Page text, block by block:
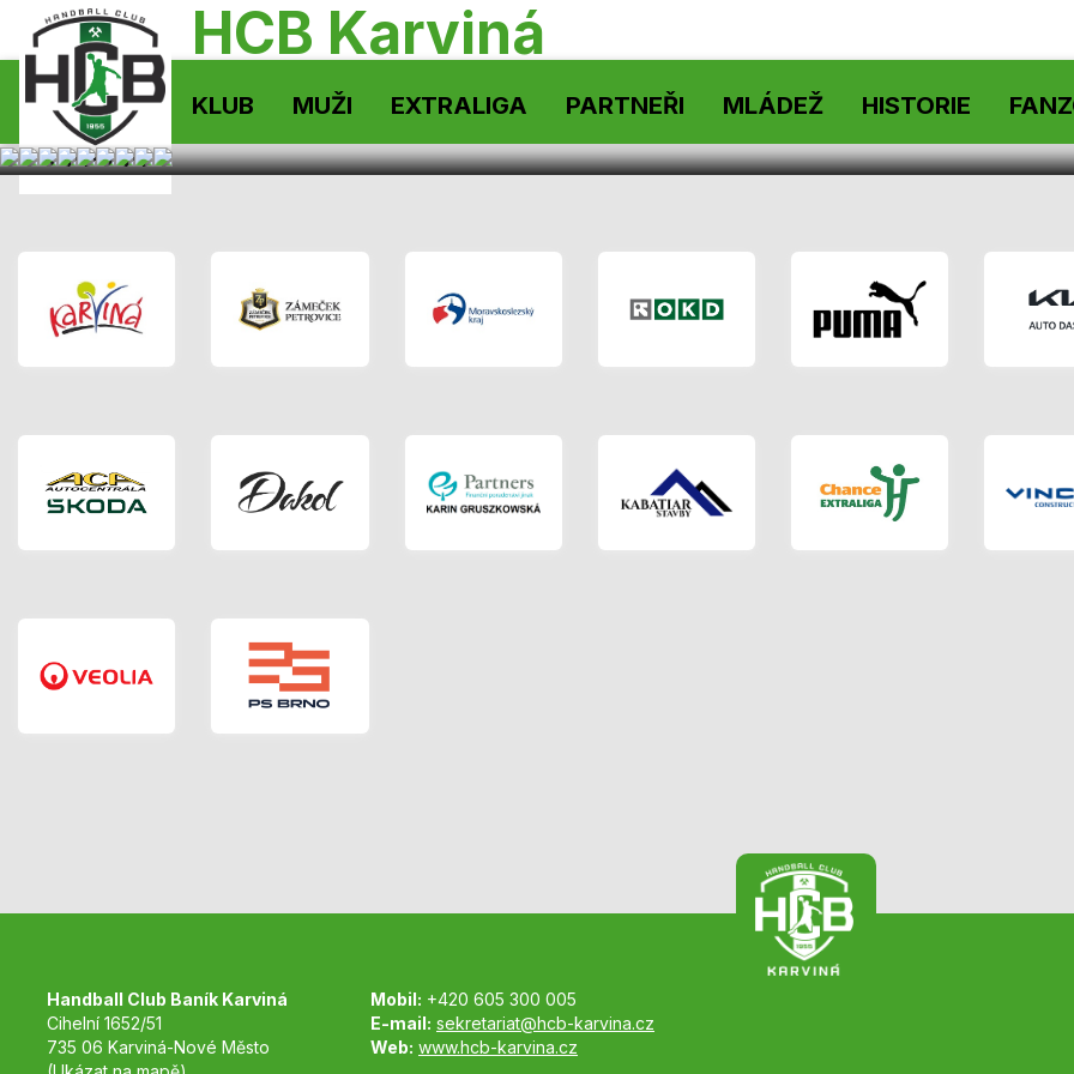
HCB Karviná
KLUB MUŽI EXTRALIGA PARTNEŘI MLÁDEŽ HISTORIE
Handball Club Baník Karviná
Cihelní 1652/51
735 06 Karviná-Nové Město
Mobil: +420 605 300 005
E-mail: sekretariat@hcb-karvina.cz
Web: www.hcb-karvina.cz